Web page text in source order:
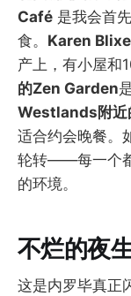
Café 是我会首
食。 Karen
产上，有小屋和
的Zen Garden
Westlands附
适合约会晚餐。
轮转——每一个
的环境。
不烂的夜
这是内罗毕真正